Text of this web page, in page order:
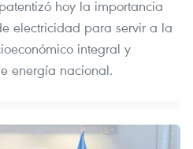
hoy la importancia
electricidad para servir a la
integral y
energía nacional.